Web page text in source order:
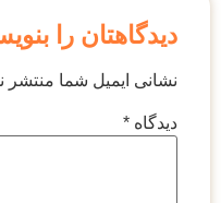
دیدگاهتان را
نشانی ایمیل شما منتشر
دیدگاه *